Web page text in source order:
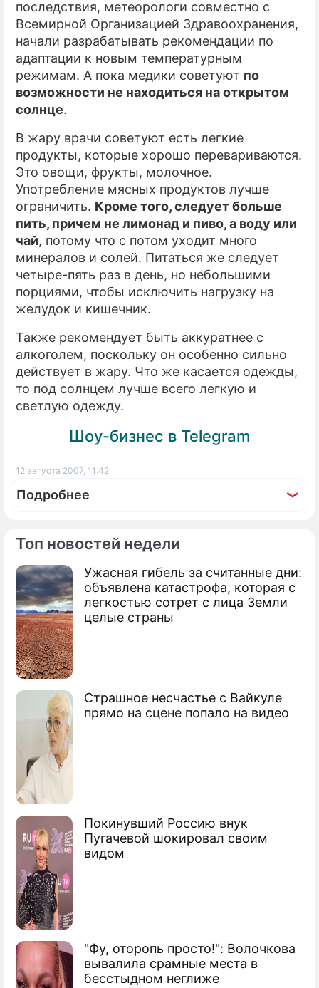
Топ новостей недели
Ужасная гибель за считанные дни:
объявлена катастрофа, которая с
легкостью сотрет с лица Земли
целые страны
Страшное несчастье с Вайкуле
прямо на сцене попало на видео
Покинувший Россию внук
Пугачевой шокировал своим
видом
"Фу, оторопь просто!": Волочкова
вывалила срамные места в
бесстыдном неглиже
последствия, метеорологи совместно с
Всемирной Организацией Здравоохранения,
начали разрабатывать рекомендации по
адаптации к новым температурным
режимам. А пока медики советуют по
возможности не находиться на открытом
солнце.
В жару врачи советуют есть легкие
продукты, которые хорошо перевариваются.
Это овощи, фрукты, молочное.
Употребление мясных продуктов лучше
ограничить. Кроме того, следует больше
пить, причем не лимонад и пиво, а воду или
чай, потому что с потом уходит много
минералов и солей. Питаться же следует
четыре-пять раз в день, но небольшими
порциями, чтобы исключить нагрузку на
желудок и кишечник.
Также рекомендует быть аккуратнее с
алкоголем, поскольку он особенно сильно
действует в жару. Что же касается одежды,
то под солнцем лучше всего легкую и
светлую одежду.
Шоу-бизнес в Telegram
12 августа 2007, 11:42
Подробнее
По теме
Ученые предсказали погоду на 10 лет
Человечество обратило погоду против
себя
1 августа решится судьба остатка лета